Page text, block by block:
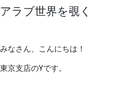
アラブ世界を覗く
みなさん、こんにちは！
東京支店のYです。